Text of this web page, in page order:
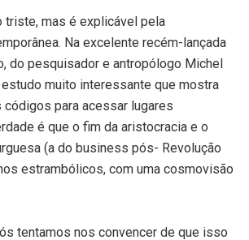
triste, mas é explicável pela
Na excelente recém-lançada
do pesquisador e antropólogo Michel
muito interessante que mostra
para acessar lugares
é que o fim da aristocracia e o
(a do business pós- Revolução
estrambólicos, com uma cosmovisão
tentamos nos convencer de que isso